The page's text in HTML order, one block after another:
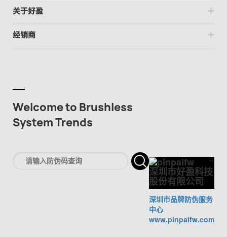
关于好盈
经销商
Welcome to Brushless
System Trends
×
深圳市好盈科技
股份有限公司
深圳市品牌防伪服务
中心
www.pinpaifw.com